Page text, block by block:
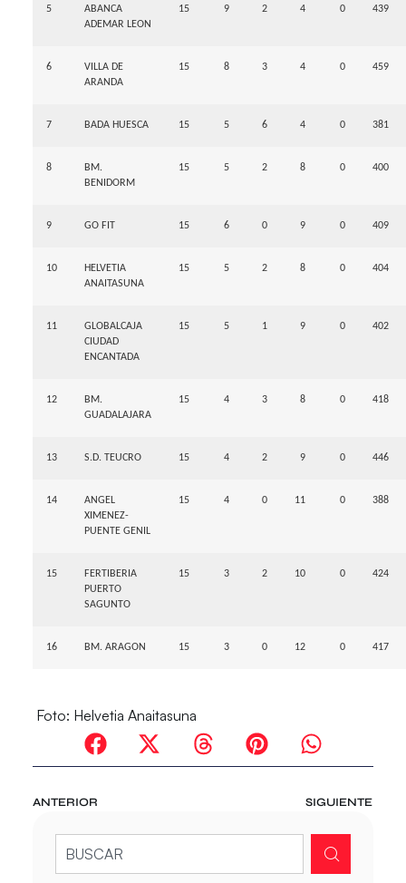
5
ABANCA
ADEMAR LEON
15 9 2 4 0 439
6
VILLA DE
ARANDA
15 8 3 4 0 459
7 BADA HUESCA 15 5 6 4 0 381
8
BM.
BENIDORM
15 5 2 8 0 400
9 GO FIT 15 6 0 9 0 409
10
HELVETIA
ANAITASUNA
15 5 2 8 0 404
11
GLOBALCAJA
CIUDAD
ENCANTADA
15 5 1 9 0 402
12
BM.
GUADALAJARA
15 4 3 8 0 418
13 S.D. TEUCRO 15 4 2 9 0 446
14
ANGEL
XIMENEZ-
PUENTE GENIL
15 4 0 11 0 388
15
FERTIBERIA
PUERTO
SAGUNTO
15 3 2 10 0 424
16 BM. ARAGON 15 3 0 12 0 417
Foto: Helvetia Anaitasuna
ANTERIOR SIGUIENTE